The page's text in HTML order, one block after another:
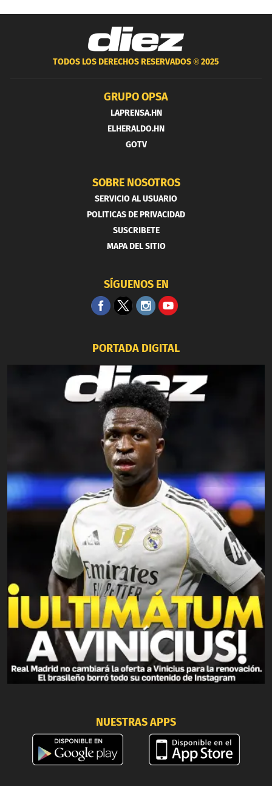
TODOS LOS DERECHOS RESERVADOS ®2025
GRUPO OPSA
LAPRENSA.HN
ELHERALDO.HN
GOTV
SOBRE NOSOTROS
SERVICIO AL USUARIO
POLITICAS DE PRIVACIDAD
SUSCRIBETE
MAPA DEL SITIO
SÍGUENOS EN
PORTADA DIGITAL
NUESTRAS APPS